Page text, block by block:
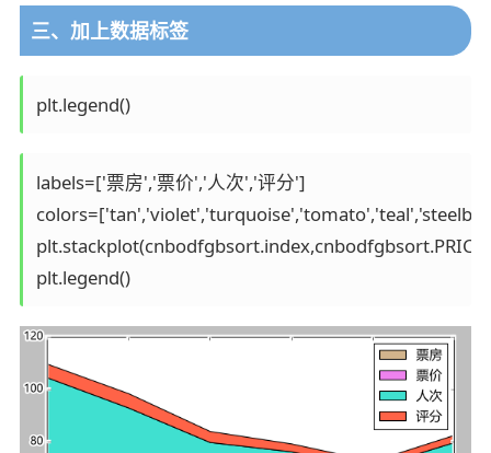
三、加上数据标签
plt.legend()
labels=['票房','票价','人次','评分']
plt.legend()